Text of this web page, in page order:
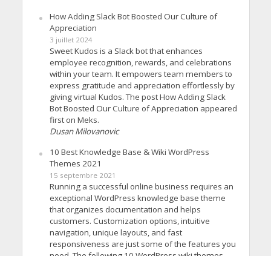
How Adding Slack Bot Boosted Our Culture of
Appreciation
3 juillet 2024
Sweet Kudos is a Slack bot that enhances
employee recognition, rewards, and celebrations
within your team. It empowers team members to
express gratitude and appreciation effortlessly by
giving virtual Kudos. The post How Adding Slack
Bot Boosted Our Culture of Appreciation appeared
first on Meks.
Dusan Milovanovic
10 Best Knowledge Base & Wiki WordPress
Themes 2021
15 septembre 2021
Running a successful online business requires an
exceptional WordPress knowledge base theme
that organizes documentation and helps
customers. Customization options, intuitive
navigation, unique layouts, and fast
responsiveness are just some of the features you